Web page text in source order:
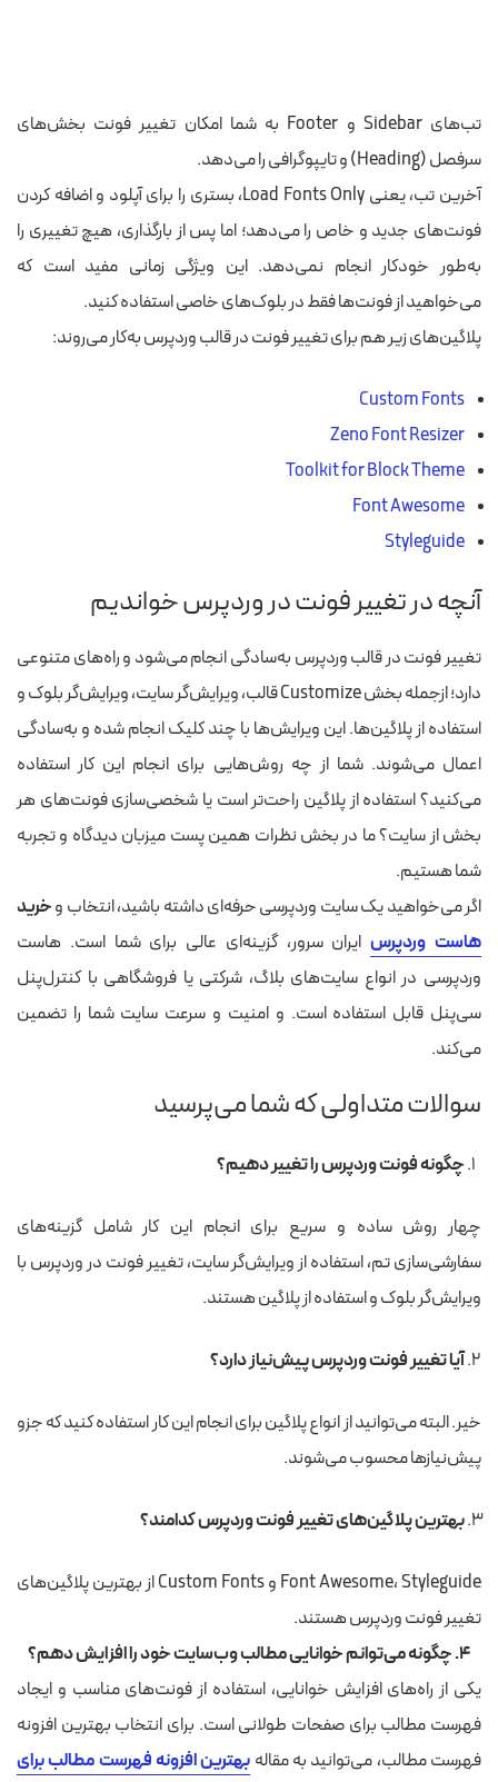
تب‌های Sidebar و Footer به شما امکان تغییر فونت‌ بخش‌های
سرفصل (Heading) و تایپوگرافی را می‌دهد.
آخرین تب، یعنی Load Fonts Only، بستری را برای آپلود و اضافه کردن
فونت‌های جدید و خاص را می‌دهد؛ اما پس از بارگذاری، هیچ تغییری را
به‌طور خودکار انجام نمی‌دهد. این ویژگی زمانی مفید است که
می‌خواهید از فونت‌ها فقط در بلوک‌های خاصی استفاده کنید.
پلاگین‌های زیر هم برای تغییر فونت در قالب وردپرس به‌کار می‌روند:
Custom Fonts
Zeno Font Resizer
Toolkit for Block Theme
Font Awesome
Styleguide
آنچه در تغییر فونت در وردپرس خواندیم
تغییر فونت در قالب وردپرس به‌سادگی انجام می‌شود و راه‌های متنوعی
دارد؛ ازجمله بخش Customize قالب، ویرایش‌گر سایت، ویرایش‌گر بلوک و
استفاده از پلاگین‌ها. این ویرایش‌ها با چند کلیک انجام شده و به‌سادگی
اعمال می‌شوند.شما از چه روش‌هایی برای انجام این کار استفاده
می‌کنید؟ استفاده از پلاگین راحت‌تر است یا شخصی‌سازی فونت‌های هر
بخش از سایت؟ ما در بخش نظرات همین پست میزبان دیدگاه و تجربه
شما هستیم.
اگر می‌خواهید یک سایت وردپرسی حرفه‌ای داشته باشید، انتخاب وخرید
هاست وردپرسایران سرور، گزینه‌ای عالی برای شما است. هاست
وردپرسی در انواع سایت‌های بلاگ، شرکتی یا فروشگاهی با کنترل‌پنل
سی‌پنل قابل استفاده است. و امنیت و سرعت سایت شما را تضمین
می‌کند.
سوالات متداولی که شما می‌پرسید
چگونه فونت وردپرس را تغییر دهیم؟
چهار روش‌ ساده و سریع برای انجام این کار شامل گزینه‌های
سفارشی‌سازی تم، استفاده از ویرایش‌گر سایت، تغییر فونت در وردپرس با
ویرایش‌گر بلوک و استفاده از پلاگین هستند.
آیا تغییر فونت وردپرس پیش‌نیاز دارد؟
خیر. البته می‌توانید از انواع پلاگین برای انجام این کار استفاده کنید که جزو
پیش‌نیازها محسوب می‌شوند.
بهترین پلاگین‌های تغییر فونت وردپرس کدامند؟
Font Awesome، Styleguide و Custom Fonts از بهترین پلاگین‌های
تغییر فونت وردپرس هستند.
یکی از راه‌های افزایش خوانایی، استفاده از فونت‌های مناسب و ایجاد
فهرست مطالب برای صفحات طولانی است. برای انتخاب بهترین افزونه
فهرست مطالب، می‌توانید به مقاله بهترین افزونه فهرست مطالب برای